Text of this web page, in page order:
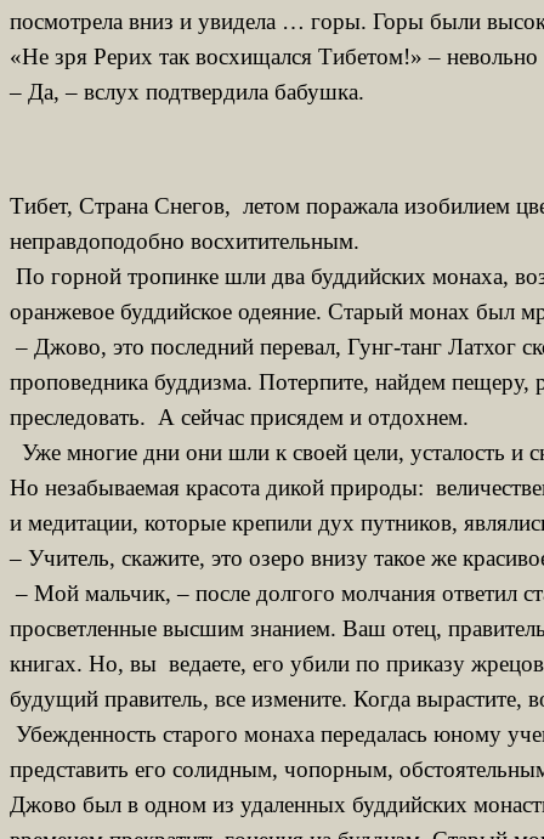
посмотрела вниз и увидела … горы. Горы были
«Не зря Рерих так восхищался Тибетом!» –
– Да, – вслух подтвердила бабушка.
Тибет, Страна Снегов, летом поражала изобилием
неправдоподобно восхитительным.
По горной тропинке шли два буддийских монаха,
оранжевое буддийское одеяние. Старый монах был
– Джово, это последний перевал, Гунг-танг Латхог
проповедника буддизма. Потерпите, найдем пещеру,
преследовать. А сейчас присядем и отдохнем.
Уже многие дни они шли к своей цели, усталость и
Но незабываемая красота дикой природы:
и медитации, которые крепили дух путников,
– Учитель, скажите, это озеро внизу такое же
– Мой мальчик, – после долгого молчания ответил
просветленные высшим знанием. Ваш отец,
книгах. Но, вы ведаете, его убили по приказу
будущий правитель, все измените. Когда
Убежденность старого монаха передалась юному
представить его солидным, чопорным,
Джово был в одном из удаленных буддийских